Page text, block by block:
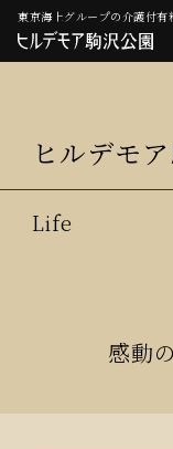
東京海上グループの介護付有
ヒルデモ
感動